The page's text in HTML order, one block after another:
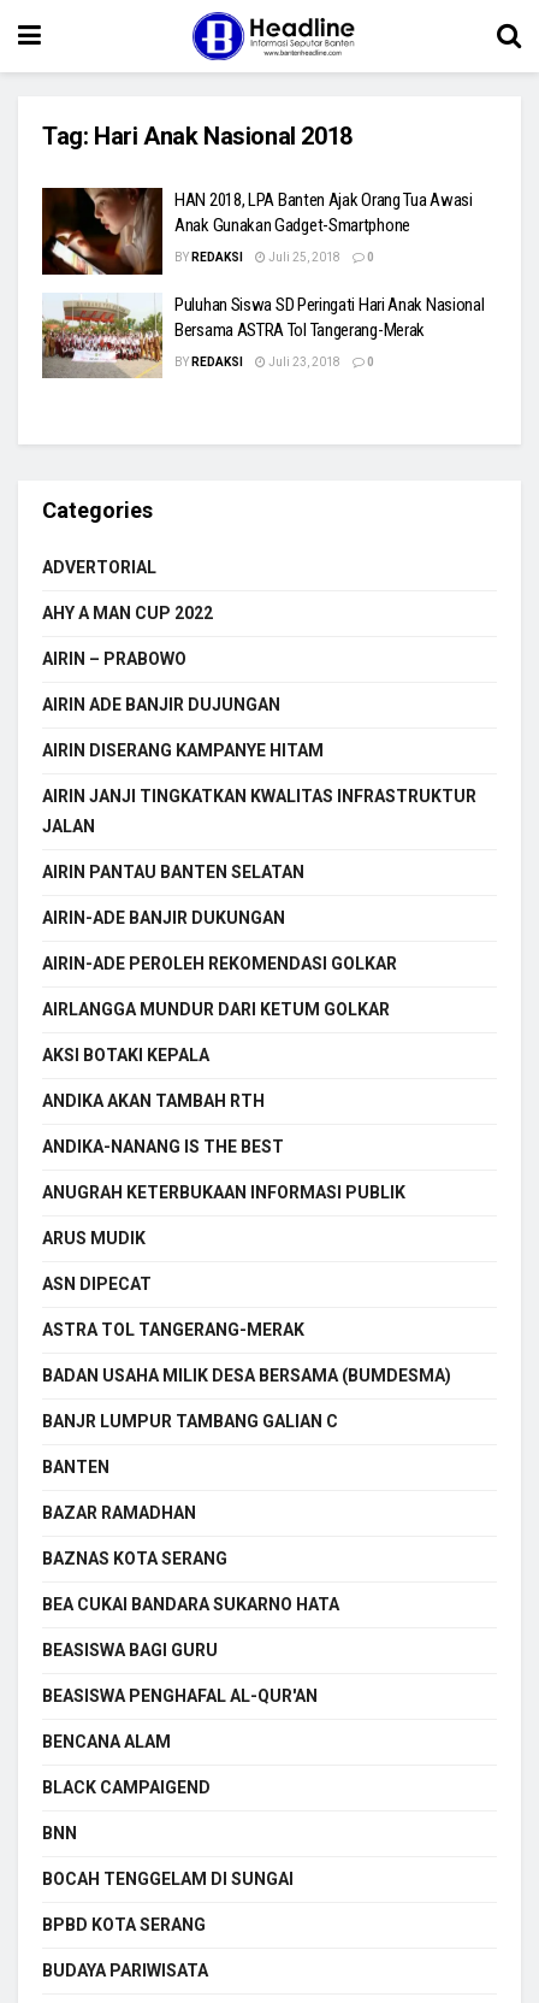
Tag: Hari Anak Nasional 2018
HAN 2018, LPA Banten Ajak Orang Tua Awasi
Anak Gunakan Gadget-Smartphone
BY REDAKSI Juli 25, 2018 0
Puluhan Siswa SD Peringati Hari Anak Nasional
Bersama ASTRA Tol Tangerang-Merak
BY REDAKSI Juli 23, 2018 0
Categories
ADVERTORIAL
AHY A MAN CUP 2022
AIRIN – PRABOWO
AIRIN ADE BANJIR DUJUNGAN
AIRIN DISERANG KAMPANYE HITAM
AIRIN JANJI TINGKATKAN KWALITAS INFRASTRUKTUR
JALAN
AIRIN PANTAU BANTEN SELATAN
AIRIN-ADE BANJIR DUKUNGAN
AIRIN-ADE PEROLEH REKOMENDASI GOLKAR
AIRLANGGA MUNDUR DARI KETUM GOLKAR
AKSI BOTAKI KEPALA
ANDIKA AKAN TAMBAH RTH
ANDIKA-NANANG IS THE BEST
ANUGRAH KETERBUKAAN INFORMASI PUBLIK
ARUS MUDIK
ASN DIPECAT
ASTRA TOL TANGERANG-MERAK
BADAN USAHA MILIK DESA BERSAMA (BUMDESMA)
BANJR LUMPUR TAMBANG GALIAN C
BANTEN
BAZAR RAMADHAN
BAZNAS KOTA SERANG
BEA CUKAI BANDARA SUKARNO HATA
BEASISWA BAGI GURU
BEASISWA PENGHAFAL AL-QUR'AN
BENCANA ALAM
BLACK CAMPAIGEND
BNN
BOCAH TENGGELAM DI SUNGAI
BPBD KOTA SERANG
BUDAYA PARIWISATA